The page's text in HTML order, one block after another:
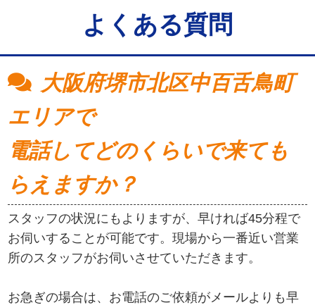
よくある質問
大阪府堺市北区中百舌鳥町
エリアで
電話してどのくらいで来ても
らえますか？
スタッフの状況にもよりますが、早ければ45分程で
お伺いすることが可能です。現場から一番近い営業
所のスタッフがお伺いさせていただきます。
お急ぎの場合は、お電話のご依頼がメールよりも早